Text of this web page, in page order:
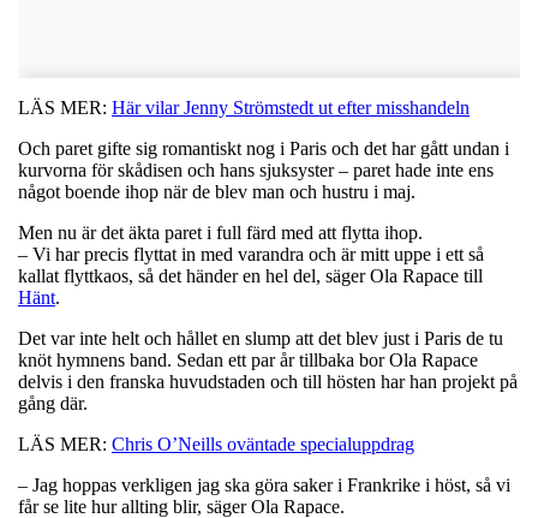
LÄS MER: Här vilar Jenny Strömstedt ut efter misshandeln
Och paret gifte sig romantiskt nog i Paris och det har gått undan i
kurvorna för skådisen och hans sjuksyster – paret hade inte ens
något boende ihop när de blev man och hustru i maj.
Men nu är det äkta paret i full färd med att flytta ihop.
– Vi har precis flyttat in med varandra och är mitt uppe i ett så
kallat flyttkaos, så det händer en hel del, säger Ola Rapace till
Hänt.
Det var inte helt och hållet en slump att det blev just i Paris de tu
knöt hymnens band. Sedan ett par år tillbaka bor Ola Rapace
delvis i den franska huvudstaden och till hösten har han projekt på
gång där.
LÄS MER: Chris O’Neills oväntade specialuppdrag
– Jag hoppas verkligen jag ska göra saker i Frankrike i höst, så vi
får se lite hur allting blir, säger Ola Rapace.